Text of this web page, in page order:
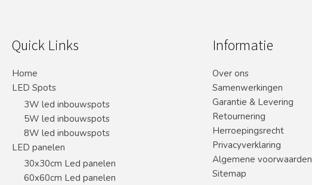
Quick Links
Home
LED Spots
3W led inbouwspots
5W led inbouwspots
8W led inbouwspots
LED panelen
30x30cm Led panelen
60x60cm Led panelen
Informatie
Over ons
Samenwerkingen
Garantie & Levering
Retournering
Herroepingsrecht
Privacyverklaring
Algemene voorwaarden
Sitemap